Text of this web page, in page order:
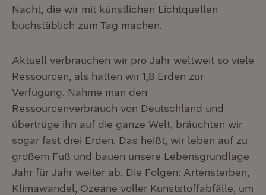
Nacht, die wir mit künstlichen Lichtquellen
buchstäblich zum Tag machen.
Aktuell verbrauchen wir pro Jahr weltweit so viele
Ressourcen, als hätten wir 1,8 Erden zur
Verfügung. Nähme man den
Ressourcenverbrauch von Deutschland und
übertrüge ihn auf die ganze Welt, bräuchten wir
sogar fast drei Erden. Das heißt, wir leben auf zu
großem Fuß und bauen unsere Lebensgrundlage
Jahr für Jahr weiter ab. Die Folgen: Artensterben,
Klimawandel, Ozeane voller Kunststoffabfälle, um